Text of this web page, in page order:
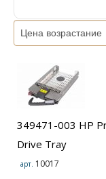
349471-003 HP
Drive Tray
арт. 10017